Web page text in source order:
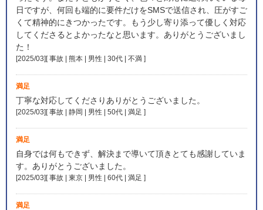
日ですが、何回も端的に要件だけをSMSで送信され、圧がすご
くて精神的にきつかったです。もう少し寄り添って優しく対応
してくださるとよかったなと思います。ありがとうございまし
た！
[2025/03][ 事故 | 熊本 | 男性 | 30代 | 不満 ]
満足
丁寧な対応してくださりありがとうございました。
[2025/03][ 事故 | 静岡 | 男性 | 50代 | 満足 ]
満足
自身では何もできず、解決まで導いて頂きとても感謝していま
す。ありがとうございました。
[2025/03][ 事故 | 東京 | 男性 | 60代 | 満足 ]
満足